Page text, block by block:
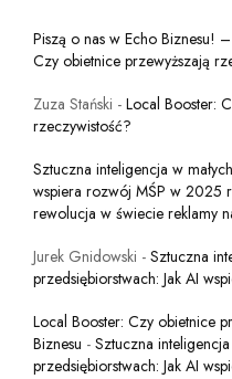
Piszą o nas w Echo Biznesu!
Czy obietnice przewyższają
Zuza Stański - Local Booster:
rzeczywistość?
Sztuczna inteligencja w
wspiera rozwój MŚP w 2025
rewolucja w świecie reklamy
Jurek Gnidowski - Sztuczna
przedsiębiorstwach: Jak AI
Local Booster: Czy obietnice
Biznesu - Sztuczna
przedsiębiorstwach: Jak AI